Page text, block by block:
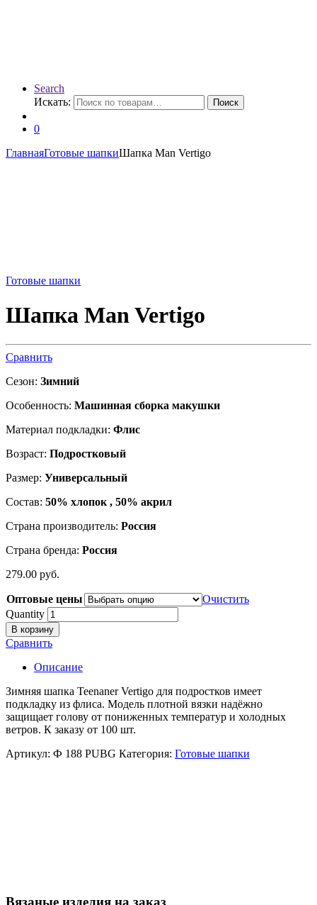
Search
Искать:
Поиск
0
ГлавнаяГотовые шапкиШапка Man Vertigo
Готовые шапки
Шапка Man Vertigo
Сравнить
Сезон: Зимний
Особенность: Машинная сборка макушки
Материал подкладки: Флис
Возраст: Подростковый
Размер: Универсальный
Состав: 50% хлопок , 50% акрил
Страна производитель: Россия
Страна бренда: Россия
279.00 руб.
Оптовые цены
Очистить
Quantity
В корзину
Сравнить
Описание
Зимняя шапка Teenaner Vertigo для подростков имеет
подкладку из флиса. Модель плотной вязки надёжно
защищает голову от пониженных температур и холодных
ветров. К заказу от 100 шт.
Артикул: Ф 188 PUBG Категория: Готовые шапки